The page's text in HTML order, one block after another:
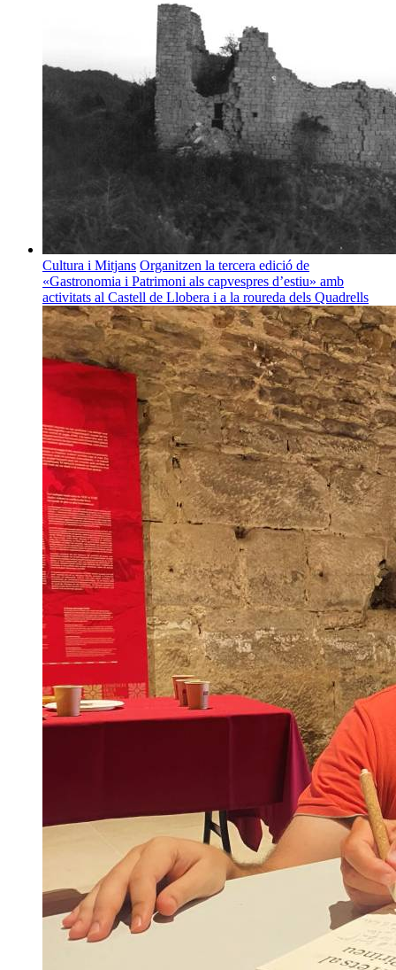
Cultura i Mitjans Organitzen la tercera edició de
«Gastronomia i Patrimoni als capvespres d’estiu» amb
activitats al Castell de Llobera i a la roureda dels Quadrells